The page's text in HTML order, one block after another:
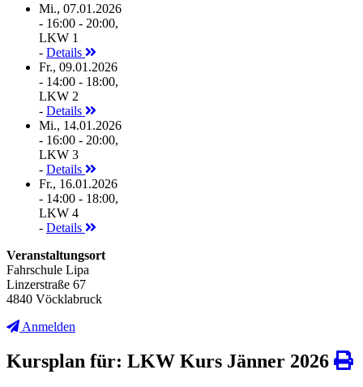
Mi., 07.01.2026
- 16:00 - 20:00,
LKW 1
- Details
Fr., 09.01.2026
- 14:00 - 18:00,
LKW 2
- Details
Mi., 14.01.2026
- 16:00 - 20:00,
LKW 3
- Details
Fr., 16.01.2026
- 14:00 - 18:00,
LKW 4
- Details
Veranstaltungsort
Fahrschule Lipa
Linzerstraße 67
4840 Vöcklabruck
Anmelden
Kursplan für: LKW Kurs Jänner 2026